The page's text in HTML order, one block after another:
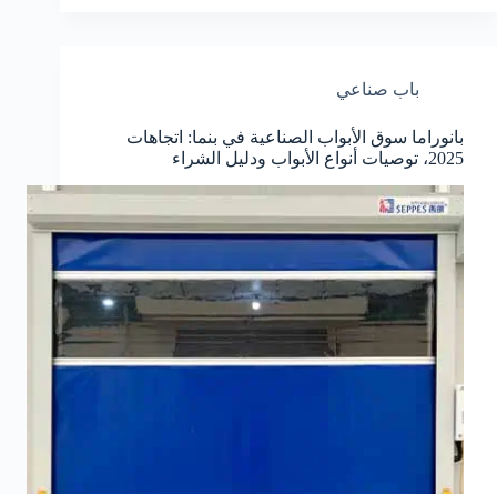
باب صناعي
بانوراما سوق الأبواب الصناعية في بنما: اتجاهات
2025، توصيات أنواع الأبواب ودليل الشراء